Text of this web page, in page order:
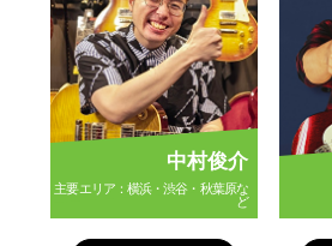
中村俊介
主要エリア：横浜・渋谷・秋葉原な
ど